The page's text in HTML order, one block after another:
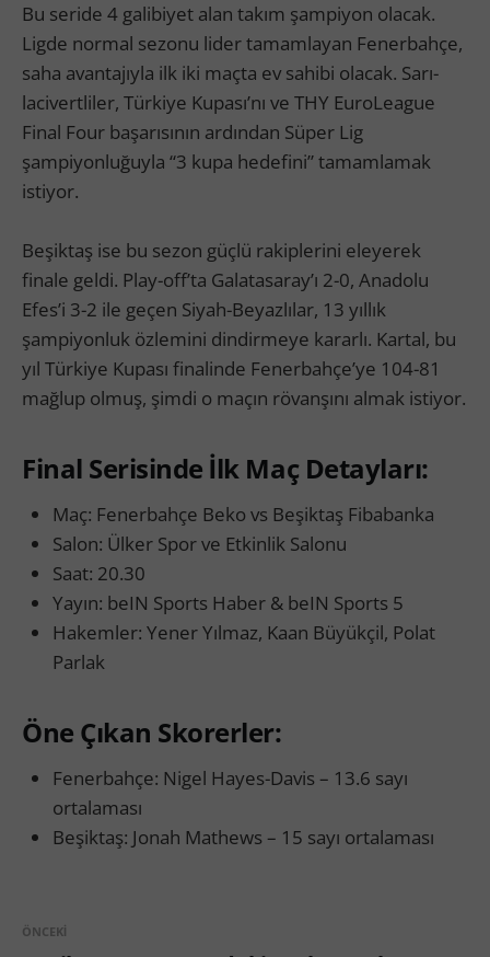
Bu seride 4 galibiyet alan takım şampiyon olacak.
Ligde normal sezonu lider tamamlayan Fenerbahçe,
saha avantajıyla ilk iki maçta ev sahibi olacak. Sarı-
lacivertliler, Türkiye Kupası’nı ve THY EuroLeague
Final Four başarısının ardından Süper Lig
şampiyonluğuyla “3 kupa hedefini” tamamlamak
istiyor.
Beşiktaş ise bu sezon güçlü rakiplerini eleyerek
finale geldi. Play-off’ta Galatasaray’ı 2-0, Anadolu
Efes’i 3-2 ile geçen Siyah-Beyazlılar, 13 yıllık
şampiyonluk özlemini dindirmeye kararlı. Kartal, bu
yıl Türkiye Kupası finalinde Fenerbahçe’ye 104-81
mağlup olmuş, şimdi o maçın rövanşını almak istiyor.
Final Serisinde İlk Maç Detayları:
Maç: Fenerbahçe Beko vs Beşiktaş Fibabanka
Salon: Ülker Spor ve Etkinlik Salonu
Saat: 20.30
Yayın: beIN Sports Haber & beIN Sports 5
Hakemler: Yener Yılmaz, Kaan Büyükçil, Polat
Parlak
Öne Çıkan Skorerler:
Fenerbahçe: Nigel Hayes-Davis – 13.6 sayı
ortalaması
Beşiktaş: Jonah Mathews – 15 sayı ortalaması
ÖNCEKI